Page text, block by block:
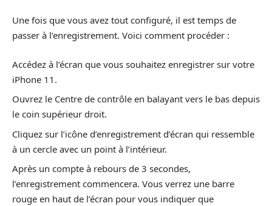
Une fois que vous avez tout configuré, il est temps de
passer à l’enregistrement. Voici comment procéder :
Accédez à l’écran que vous souhaitez enregistrer sur votre
iPhone 11.
Ouvrez le Centre de contrôle en balayant vers le bas depuis
le coin supérieur droit.
Cliquez sur l’icône d’enregistrement d’écran qui ressemble
à un cercle avec un point à l’intérieur.
Après un compte à rebours de 3 secondes,
l’enregistrement commencera. Vous verrez une barre
rouge en haut de l’écran pour vous indiquer que